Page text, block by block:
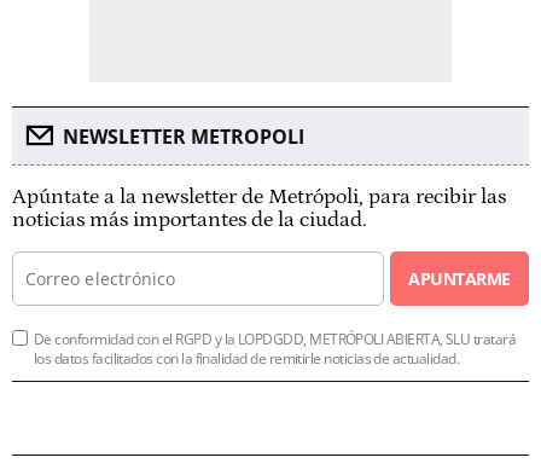
NEWSLETTER METROPOLI
Apúntate a la newsletter de Metrópoli, para recibir las
noticias más importantes de la ciudad.
APUNTARME
De conformidad con el RGPD y la LOPDGDD, METRÓPOLI ABIERTA, SLU tratará
los datos facilitados con la finalidad de remitirle noticias de actualidad.